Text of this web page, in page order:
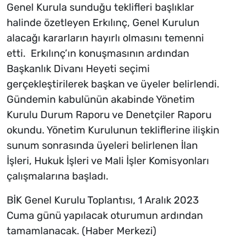
Genel Kurula sunduğu teklifleri başlıklar
halinde özetleyen Erkılınç, Genel Kurulun
alacağı kararların hayırlı olmasını temenni
etti. Erkılınç’ın konuşmasının ardından
Başkanlık Divanı Heyeti seçimi
gerçekleştirilerek başkan ve üyeler belirlendi.
Gündemin kabulünün akabinde Yönetim
Kurulu Durum Raporu ve Denetçiler Raporu
okundu. Yönetim Kurulunun tekliflerine ilişkin
sunum sonrasında üyeleri belirlenen İlan
İşleri, Hukuk İşleri ve Mali İşler Komisyonları
çalışmalarına başladı.
BİK Genel Kurulu Toplantısı, 1 Aralık 2023
Cuma günü yapılacak oturumun ardından
tamamlanacak. (Haber Merkezi)